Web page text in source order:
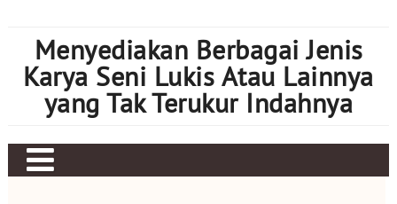
contentMenyediakan Berbagai Jenis
Karya Seni Lukis Atau Lainnya
yang Tak Terukur Indahnya